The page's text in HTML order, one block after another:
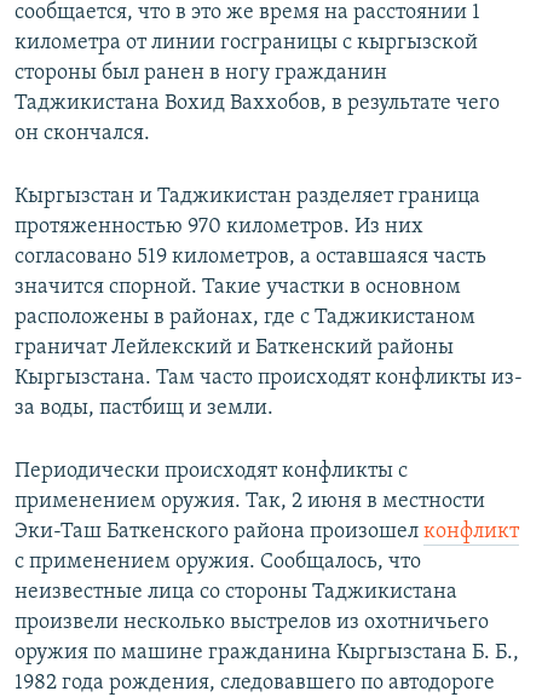
сообщается, что в это же время на расстоянии 1
километра от линии госграницы с кыргызской
стороны был ранен в ногу гражданин
Таджикистана Вохид Ваххобов, в результате чего
он скончался.
Кыргызстан и Таджикистан разделяет граница
протяженностью 970 километров. Из них
согласовано 519 километров, а оставшаяся часть
значится спорной. Такие участки в основном
расположены в районах, где с Таджикистаном
граничат Лейлекский и Баткенский районы
Кыргызстана. Там часто происходят конфликты из-
за воды, пастбищ и земли.
Периодически происходят конфликты с
применением оружия. Так, 2 июня в местности
Эки-Таш Баткенского района произошел конфликт
с применением оружия. Сообщалось, что
неизвестные лица со стороны Таджикистана
произвели несколько выстрелов из охотничьего
оружия по машине гражданина Кыргызстана Б. Б.,
1982 года рождения, следовавшего по автодороге